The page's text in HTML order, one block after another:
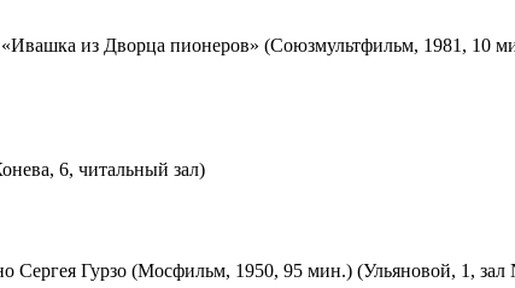
из Дворца пионеров» (Союзмультфильм, 1981, 10
6, читальный зал)
Сергея Гурзо (Мосфильм, 1950, 95 мин.) (Ульяновой, 1,